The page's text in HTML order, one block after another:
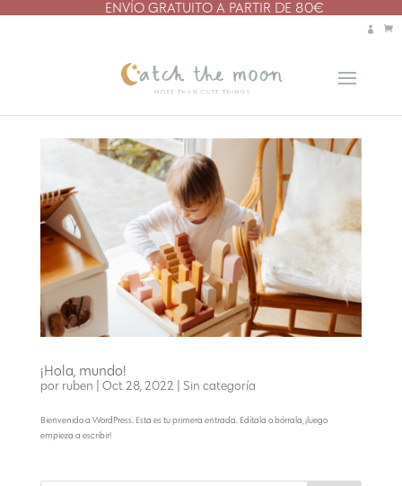
ENVÍO GRATUITO A PARTIR DE 80€
¡Hola, mundo!
por ruben Oct 28, 2022 Sin categoría
Bienvenido a WordPress. Esta es tu primera entrada. Edítala o bórrala, ¡luego
empieza a escribir!